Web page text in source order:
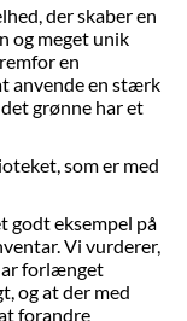
der skaber en
og meget unik
en
anvende en stærk
grønne har et
som er med
godt eksempel på
Vi vurderer,
forlænget
og at der med
forandre